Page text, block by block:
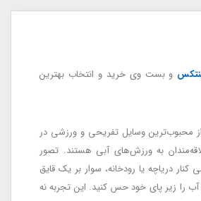
و بست وی خرید و انتخاب بهترین
محبوب‌ترین وسایل تفریحی و ورزشی در
به ورزش‌های آبی هستند. تصور
کنار دریاچه یا رودخانه، سوار بر یک قایق
را زیر پای خود حس کنید. این تجربه نه